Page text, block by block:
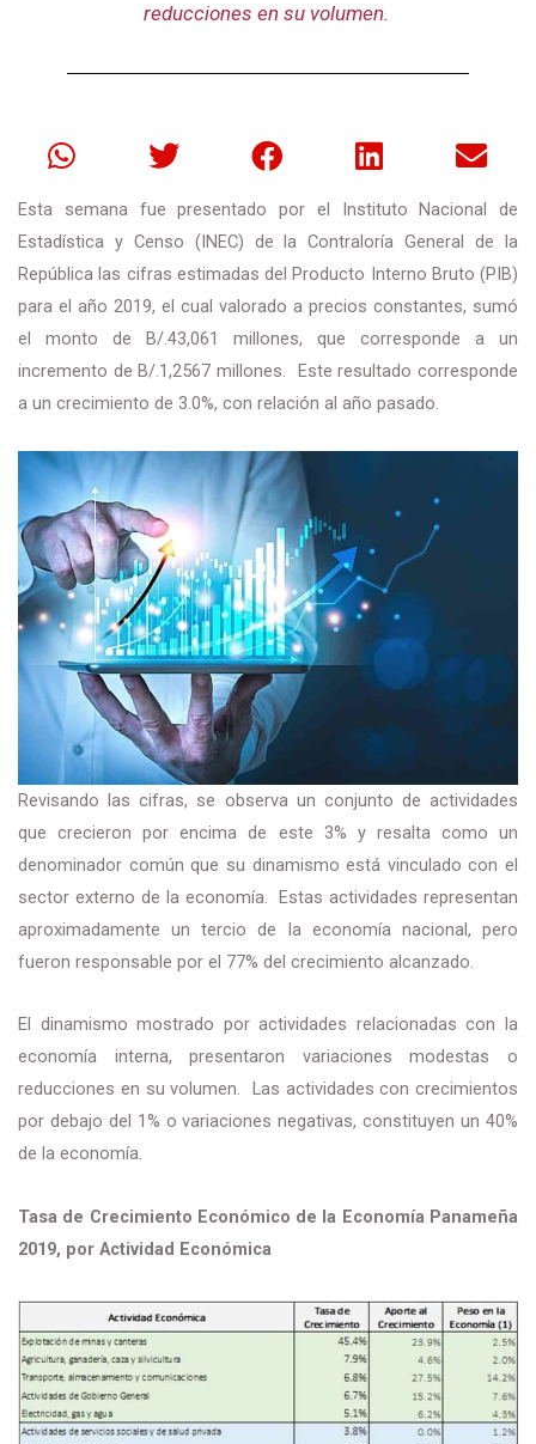
reducciones en su volumen.
Esta semana fue presentado por el Instituto Nacional de
Estadística y Censo (INEC) de la Contraloría General de la
República las cifras estimadas del Producto Interno Bruto (PIB)
para el año 2019, el cual valorado a precios constantes, sumó
el monto de B/.43,061 millones, que corresponde a un
incremento de B/.1,2567 millones. Este resultado corresponde
a un crecimiento de 3.0%, con relación al año pasado.
Revisando las cifras, se observa un conjunto de actividades
que crecieron por encima de este 3% y resalta como un
denominador común que su dinamismo está vinculado con el
sector externo de la economía. Estas actividades representan
aproximadamente un tercio de la economía nacional, pero
fueron responsable por el 77% del crecimiento alcanzado.
El dinamismo mostrado por actividades relacionadas con la
economía interna, presentaron variaciones modestas o
reducciones en su volumen. Las actividades con crecimientos
por debajo del 1% o variaciones negativas, constituyen un 40%
de la economía.
Tasa de Crecimiento Económico de la Economía Panameña
2019, por Actividad Económica